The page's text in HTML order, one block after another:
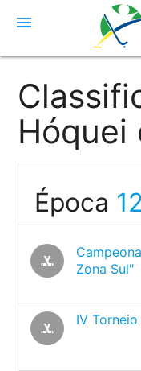
menu
Hóquei
Época
sports_hockey
Zona Sul"
sports_hockey
IV